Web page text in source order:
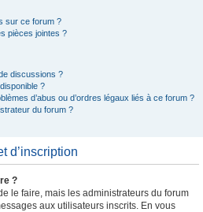
sur ce forum ?
pièces jointes ?
discussions ?
?
d’abus ou d’ordres légaux liés à ce forum ?
du forum ?
d’inscription
?
le faire, mais les administrateurs du forum
aux utilisateurs inscrits. En vous